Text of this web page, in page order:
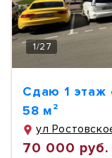
1/27
Сдаю 1
58 м²
ул
70 000 руб.